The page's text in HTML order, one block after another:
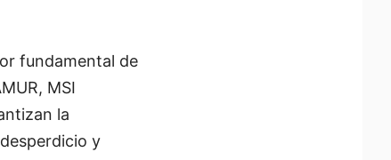
fundamental de
MSI
la
y